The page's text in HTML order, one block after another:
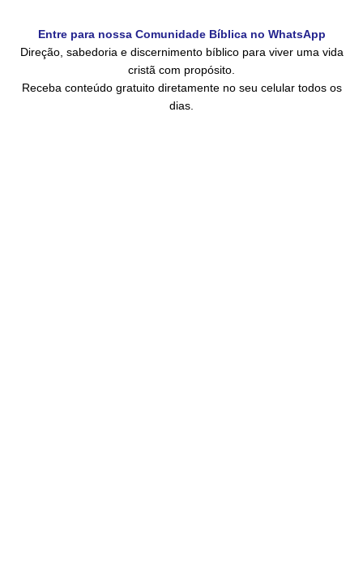
Entre para nossa Comunidade Bíblica no WhatsApp
Direção, sabedoria e discernimento bíblico para viver uma vida
cristã com propósito.
Receba conteúdo gratuito diretamente no seu celular todos os
dias.